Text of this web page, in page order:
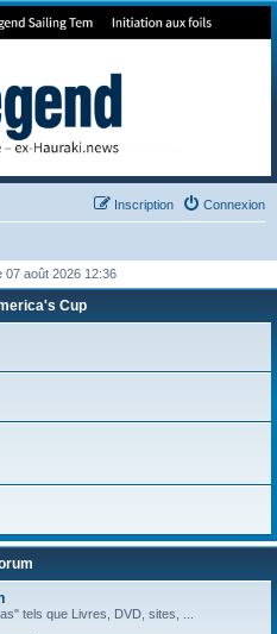
Connexion
Inscription
07 août 2026 12:36
Cup
tels que Livres, DVD, sites, ...